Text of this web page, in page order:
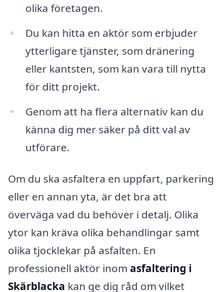
olika företagen.
Du kan hitta en aktör som erbjuder
ytterligare tjänster, som dränering
eller kantsten, som kan vara till nytta
för ditt projekt.
Genom att ha flera alternativ kan du
känna dig mer säker på ditt val av
utförare.
Om du ska asfaltera en uppfart, parkering
eller en annan yta, är det bra att
överväga vad du behöver i detalj. Olika
ytor kan kräva olika behandlingar samt
olika tjocklekar på asfalten. En
professionell aktör inom asfaltering i
Skärblacka kan ge dig råd om vilket